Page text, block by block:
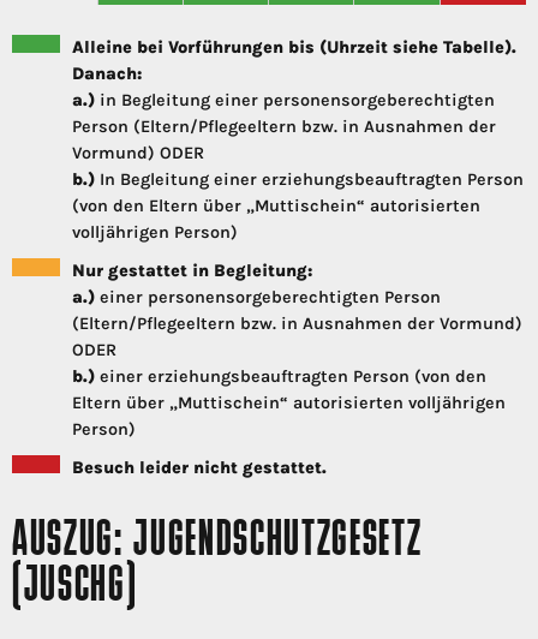
Alleine bei Vorführungen bis (Uhrzeit siehe Tabelle).
Danach:
a.) in Begleitung einer personensorgeberechtigten
Person (Eltern/Pflegeeltern bzw. in Ausnahmen der
Vormund) ODER
b.) In Begleitung einer erziehungsbeauftragten Person
(von den Eltern über „Muttischein“ autorisierten
volljährigen Person)
Nur gestattet in Begleitung:
a.) einer personensorgeberechtigten Person
(Eltern/Pflegeeltern bzw. in Ausnahmen der Vormund)
ODER
b.) einer erziehungsbeauftragten Person (von den
Eltern über „Muttischein“ autorisierten volljährigen
Person)
Besuch leider nicht gestattet.
AUSZUG: JUGENDSCHUTZGESETZ
(JUSCHG)